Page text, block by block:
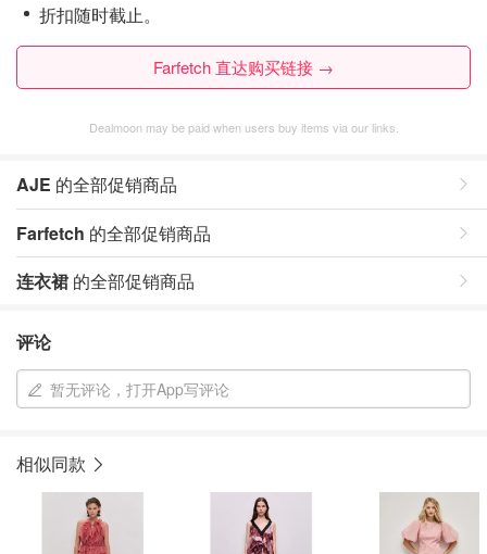
折扣随时截止。
Farfetch 直达购买链接 →
Dealmoon may be paid when users buy items via our links.
AJE 的全部促销商品
Farfetch 的全部促销商品
连衣裙 的全部促销商品
评论
暂无评论，打开App写评论
相似同款